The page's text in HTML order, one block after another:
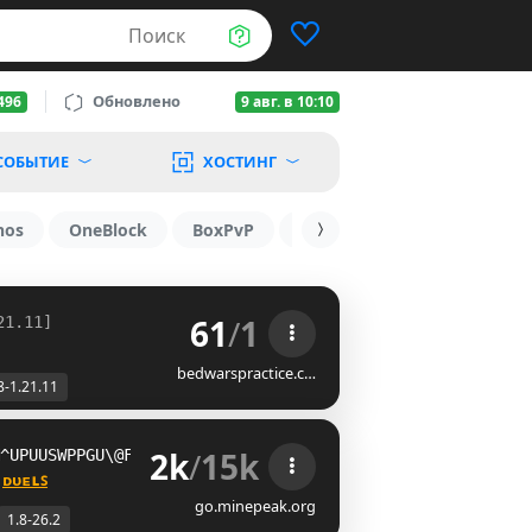
Поиск
Обновлено 9 авг. в 10:10
ХОСТИНГ
OneBlock BoxPvP 1.19.3
61/1
bedwarspractice.c…
1.21.11
ᴅᴜᴇʟꜱ 2k/15k
go.minepeak.org
1.8-26.2